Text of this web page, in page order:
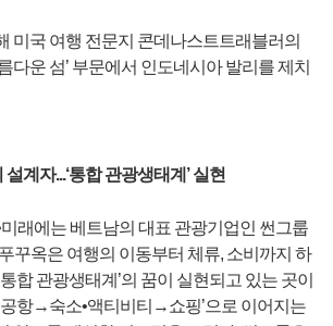
미국 여행 전문지 콘데나스트트래블러의
다운 섬’ 부문에서 인도네시아 발리를 제치
계자...‘통합 관광생태계’ 실현
래에는 베트남의 대표 관광기업인 썬그룹
꾸옥은 여행의 이동부터 체류, 소비까지 하
합 관광생태계’의 꿈이 실현되고 있는 곳이
항→숙소•액티비티→쇼핑’으로 이어지는